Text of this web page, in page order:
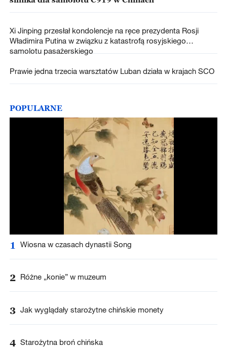
Xi Jinping przesłał kondolencje na ręce prezydenta Rosji
Władimira Putina w związku z katastrofą rosyjskiego
samolotu pasażerskiego
Prawie jedna trzecia warsztatów Luban działa w krajach SCO
POPULARNE
1 Wiosna w czasach dynastii Song
2 Różne „konie” w muzeum
3 Jak wyglądały starożytne chińskie monety
4 Starożytna broń chińska